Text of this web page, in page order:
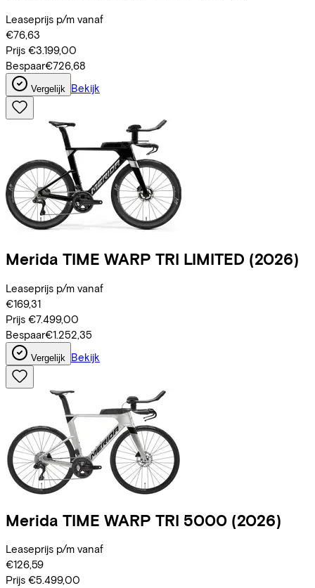
Leaseprijs p/m vanaf
€76,63
Prijs €3.199,00
Bespaar€726,68
Vergelijk Bekijk
Merida TIME WARP TRI LIMITED (2026)
Leaseprijs p/m vanaf
€169,31
Prijs €7.499,00
Bespaar€1.252,35
Vergelijk Bekijk
Merida TIME WARP TRI 5000 (2026)
Leaseprijs p/m vanaf
€126,59
Prijs €5.499,00